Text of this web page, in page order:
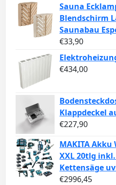
Sauna
Blendschirm
Saunabau
€33,90
€434,00
Klappdeckel
€227,90
MAKITA Akku
XXL 20tlg
Kettensäge
€2996,45